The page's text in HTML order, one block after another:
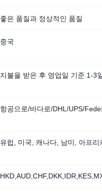
좋은 품질과 정상적인 품질
중국
지불을 받은 후 영업일 기준 1-3
항공으로/바다로/DHL/UPS/
유럽, 미국, 캐나다, 남미, 아프리